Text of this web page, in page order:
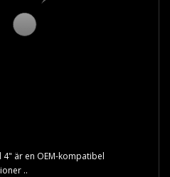
4" är en OEM-kompatibel
..